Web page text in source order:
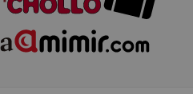
fianzade 150 € por
o estudio, en
o tarjeta, donde